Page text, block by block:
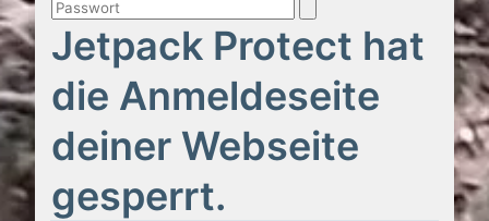
Jetpack Protect hat
die Anmeldeseite
deiner Webseite
gesperrt.